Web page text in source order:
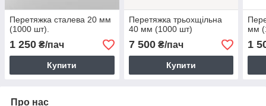
Перетяжка сталева 20 мм
(1000 шт).
1 250 ₴/пач
Купити
Перетяжка трьохщільна
40 мм (1000 шт)
7 500₴/пач
Купити
мм
1
Про нас